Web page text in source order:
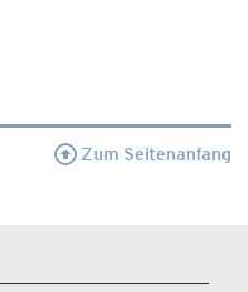
Zum Seitenanfang